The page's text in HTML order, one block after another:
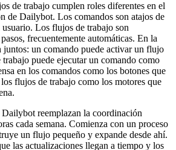
de trabajo cumplen roles diferentes en el
de Dailybot. Los comandos son atajos de
Los flujos de trabajo son
frecuentemente automáticas. En la
un comando puede activar un flujo
puede ejecutar un comando como
en los comandos como los botones que
flujos de trabajo como los motores que
reemplazan la coordinación
cada semana. Comienza con un proceso
un flujo pequeño y expande desde ahí.
las actualizaciones llegan a tiempo y los